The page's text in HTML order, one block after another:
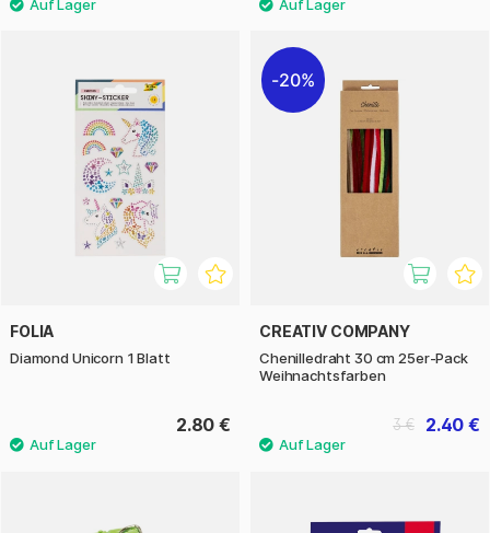
FOLIA
Diamond Unicorn 1 Blatt
2.80 €
20%
CREATIV COMPANY
Chenilledraht 30 cm 25er-Pack
Weihnachtsfarben
2.40 €
3 €